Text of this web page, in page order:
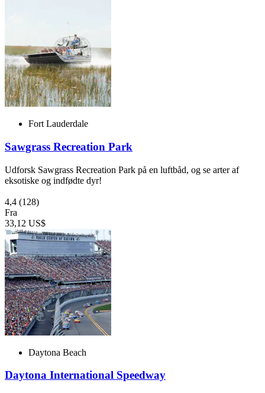
Fort Lauderdale
Sawgrass Recreation Park
Udforsk Sawgrass Recreation Park på en luftbåd, og se arter af
eksotiske og indfødte dyr!
4,4 (128)
Fra
33,12 US$
Daytona Beach
Daytona International Speedway